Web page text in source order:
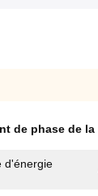
de phase de
d'énergie